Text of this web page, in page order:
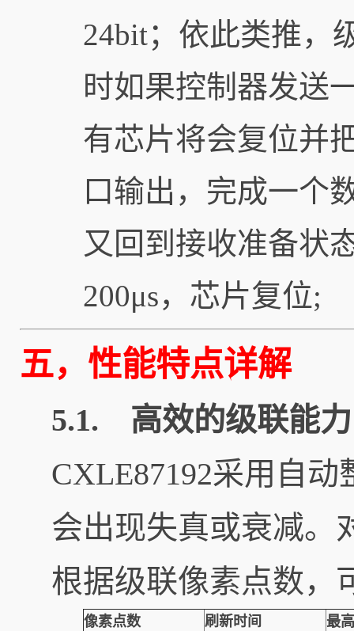
24bit；依此类推，
时如果控制器发送
有芯片将会复位并
口输出，完成一个
又回到接收准备状
200μs，芯片复位;
五，性能特点详解
5.1. 高效的级联能力
CXLE87192采用自
会出现失真或衰减。
根据级联像素点数，
像素点数 刷新时间 最